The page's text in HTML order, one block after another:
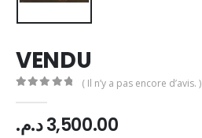
VENDU
( Il n’y a pas encore d’avis. )
3,500.00د.م.